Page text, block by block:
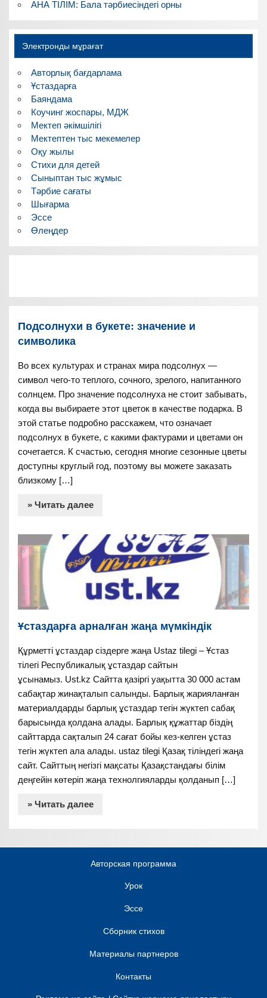
АНА ТІЛІМ: Бала тәрбиесіндегі орны
Электронды мұрағат
Авторлық бағдарлама
Ұстаздарға
Баяндама
Коучинг жоспары, МДЖ
Мектеп әкімшілігі
Мектептен тыс мекемелер
Оқу жылы
Стихи для детей
Сыныптан тыс жұмыс
Тәрбие сағаты
Шығарма
Эссе
Өлеңдер
Подсолнухи в букете: значение и
символика
Во всех культурах и странах мира подсолнух —
символ чего-то теплого, сочного, зрелого, напитанного
солнцем. Про значение подсолнуха не стоит забывать,
когда вы выбираете этот цветок в качестве подарка. В
этой статье подробно расскажем, что означает
подсолнух в букете, с какими фактурами и цветами он
сочетается. К счастью, сегодня многие сезонные цветы
доступны круглый год, поэтому вы можете заказать
близкому […]
» Читать далее
Ұстаздарға арналған жаңа мүмкіндік
Құрметті ұстаздар сіздерге жаңа Ustaz tilegi – Ұстаз
тілегі Республикалық ұстаздар сайтын
ұсынамыз. Ust.kz Сайтта қазіргі уақытта 30 000 астам
сабақтар жинақталып салынды. Барлық жарияланған
материалдарды барлық ұстаздар тегін жүктеп сабақ
барысында қолдана алады. Барлық құжаттар біздің
сайттарда сақталып 24 сағат бойы кез-келген ұстаз
тегін жүктеп ала алады. ustaz tilegi Қазақ тіліндегі жаңа
сайт. Сайттың негізгі мақсаты Қазақстандағы білім
деңгейін көтеріп жаңа технолгияларды қолданып […]
» Читать далее
Авторская программа
Урок
Эссе
Сборник стихов
Материалы партнеров
Контакты